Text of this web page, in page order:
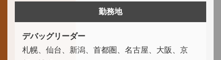
勤務地
デバッグリーダー
札幌、仙台、新潟、首都圏、名古屋、大阪、京